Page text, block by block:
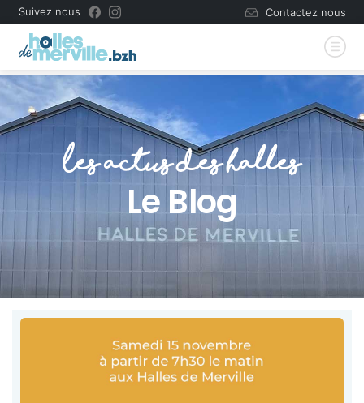
Suivez nous Contactez nous
Les actus des halles
Le Blog